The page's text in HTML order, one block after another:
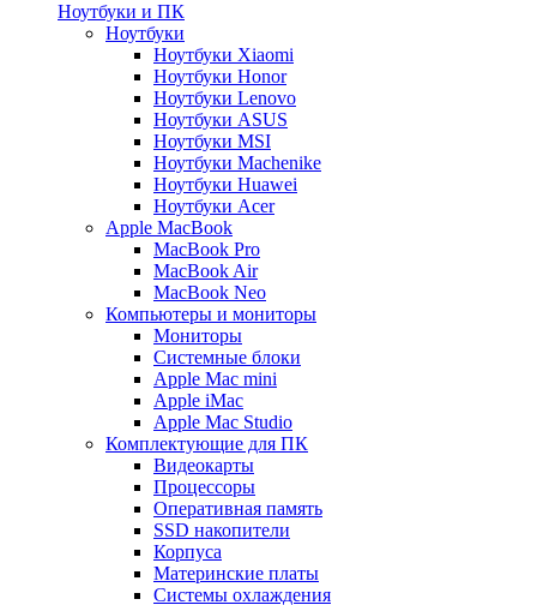
Ноутбуки и ПК
Ноутбуки
Ноутбуки Xiaomi
Ноутбуки Honor
Ноутбуки Lenovo
Ноутбуки ASUS
Ноутбуки MSI
Ноутбуки Machenike
Ноутбуки Huawei
Ноутбуки Acer
Apple MacBook
MacBook Pro
MacBook Air
MacBook Neo
Компьютеры и мониторы
Мониторы
Системные блоки
Apple Mac mini
Apple iMac
Apple Mac Studio
Комплектующие для ПК
Видеокарты
Процессоры
Оперативная память
SSD накопители
Корпуса
Материнские платы
Системы охлаждения